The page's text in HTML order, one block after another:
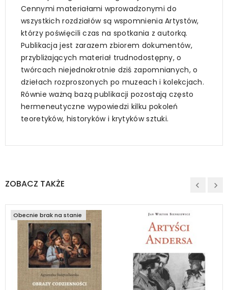
Cennymi materiałami wprowadzonymi do
wszystkich rozdziałów są wspomnienia Artystów,
którzy poświęcili czas na spotkania z autorką.
Publikacja jest zarazem zbiorem dokumentów,
przybliżających materiał trudnodostępny, o
twórcach niejednokrotnie dziś zapomnianych, o
dziełach rozproszonych po muzeach i kolekcjach.
Równie ważną bazą publikacji pozostają często
hermeneutyczne wypowiedzi kilku pokoleń
teoretyków, historyków i krytyków sztuki.
ZOBACZ TAKŻE
Obecnie brak na stanie